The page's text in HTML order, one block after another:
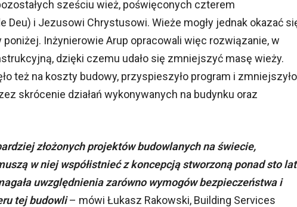
sześciu wież, poświęconych czterem
Deu) i Jezusowi Chrystusowi. Wieże mogły jednak okazać
Inżynierowie Arup opracowali więc rozwiązanie, w
dzięki czemu udało się zmniejszyć masę wieży.
też na koszty budowy, przyspieszyło program i zmniejszyło
skrócenie działań wykonywanych na budynku oraz
złożonych projektów budowlanych na świecie,
w niej współistnieć z koncepcją stworzoną ponad sto lat
uwzględnienia zarówno wymogów bezpieczeństwa i
tej budowli– mówi Łukasz Rakowski, Building Services